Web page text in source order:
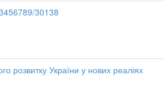
30138
розвитку України у нових реаліях